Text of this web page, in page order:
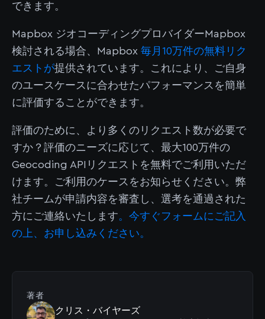
できます。
Mapbox ジオコーディングプロバイダーMapbox
検討される場合、Mapbox 毎月10万件の無料リク
エストが提供されています。これにより、ご自身
のユースケースに合わせたパフォーマンスを簡単
に評価することができます。
評価のために、より多くのリクエスト数が必要で
すか？評価のニーズに応じて、最大100万件の
Geocoding APIリクエストを無料でご利用いただ
けます。ご利用のケースをお知らせください。弊
社チームが申請内容を審査し、選考を通過された
方にご連絡いたします。今すぐフォームにご記入
の上、お申し込みください。
著者
クリス・バイヤーズ